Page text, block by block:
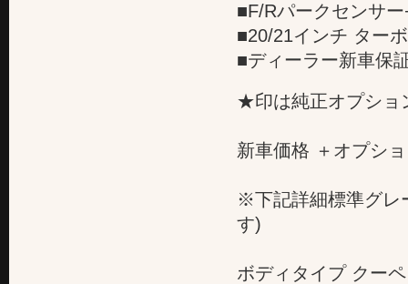
■F/Rパークセンサ
■20/21インチ ター
■ディーラー新車保
★印は純正オプショ
新車価格 ＋オプシ
※下記詳細標準グレ
す)
ボディタイプ クー